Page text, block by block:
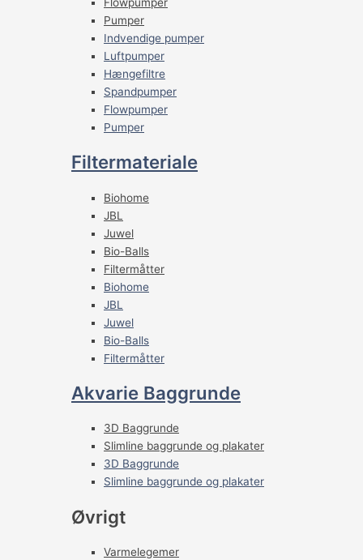
Pumper
Indvendige pumper
Luftpumper
Hængefiltre
Spandpumper
Flowpumper
Pumper
Filtermateriale
Biohome
JBL
Juwel
Bio-Balls
Filtermåtter
Biohome
JBL
Juwel
Bio-Balls
Filtermåtter
Akvarie Baggrunde
3D Baggrunde
Slimline baggrunde og plakater
3D Baggrunde
Slimline baggrunde og plakater
Øvrigt
Varmelegemer